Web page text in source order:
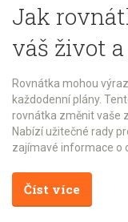
Jak
váš život
Rovnátka mohou
každodenní plány.
rovnátka změnit vaše
Nabízí užitečné rady
zajímavé informace o
Číst více